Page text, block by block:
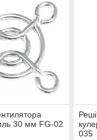
30 мм FG-02
035